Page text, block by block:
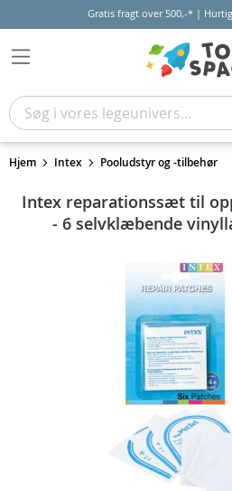
Gratis fragt over 500,-* |
Hjem Intex Pooludstyr og -tilbehør
Intex reparationssæt til
- 6 selvklæbende